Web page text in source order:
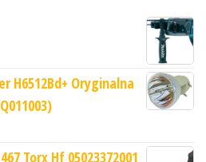
H6512Bd+ Oryginalna
Torx Hf 05023372001